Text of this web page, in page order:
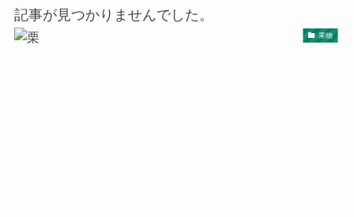
記事が見つかりませんでした。
果物